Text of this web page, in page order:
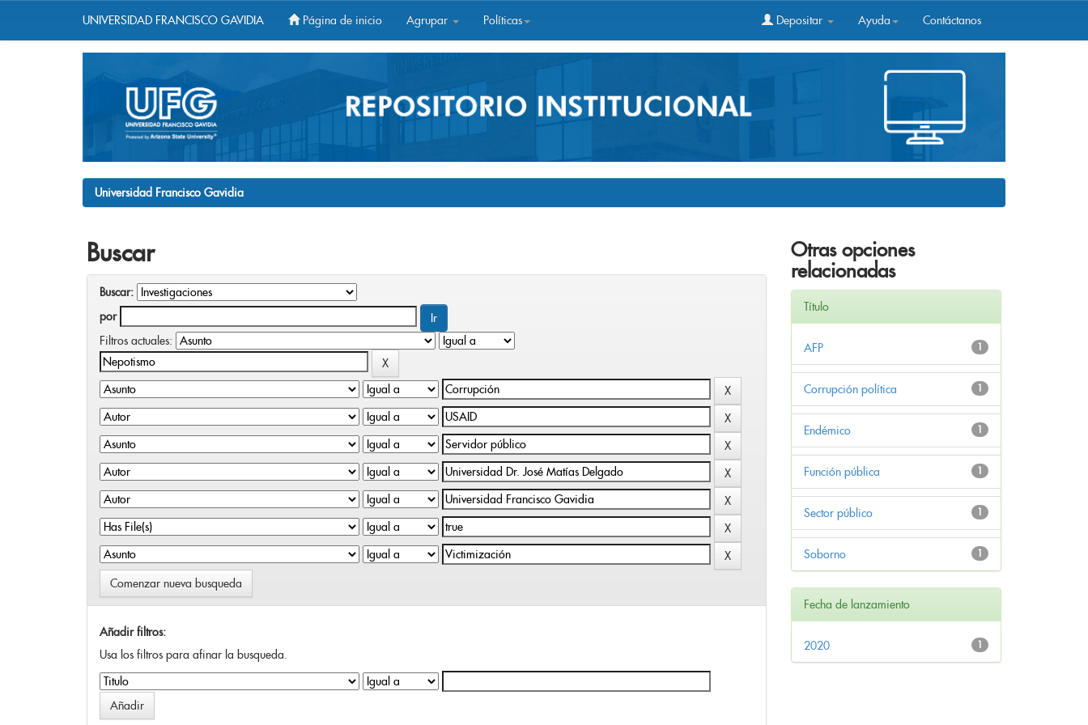
UNIVERSIDAD FRANCISCO GAVIDIA Página de inicio Agrupar Políticas Depositar Ayuda Contáctanos
Universidad Francisco Gavidia
Buscar
Buscar:
por
Filtros actuales:
Comenzar nueva busqueda
Añadir filtros:
Usa los filtros para afinar la busqueda.
Otras opciones
relacionadas
Título
1
AFP
1
Corrupción política
1
Endémico
1
Función pública
1
Sector público
1
Soborno
Fecha de lanzamiento
1
2020